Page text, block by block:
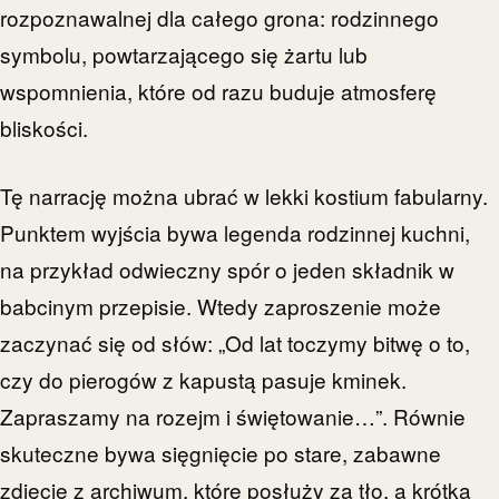
rozpoznawalnej dla całego grona: rodzinnego
symbolu, powtarzającego się żartu lub
wspomnienia, które od razu buduje atmosferę
bliskości.
Tę narrację można ubrać w lekki kostium fabularny.
Punktem wyjścia bywa legenda rodzinnej kuchni,
na przykład odwieczny spór o jeden składnik w
babcinym przepisie. Wtedy zaproszenie może
zaczynać się od słów: „Od lat toczymy bitwę o to,
czy do pierogów z kapustą pasuje kminek.
Zapraszamy na rozejm i świętowanie…”. Równie
skuteczne bywa sięgnięcie po stare, zabawne
zdjęcie z archiwum, które posłuży za tło, a krótka